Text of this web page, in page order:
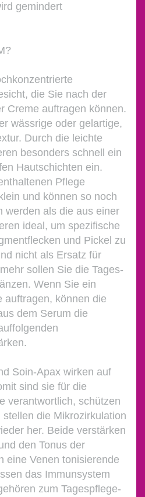
gemindert
die Sie nach der
Creme auftragen können.
wässrige oder gelartige,
Durch die leichte
besonders schnell ein
Hautschichten ein.
Pflege
und können so noch
werden als die aus einer
ideal, um spezifische
und Pickel zu
nicht als Ersatz für
sollen Sie die Tages-
Wenn Sie ein
auftragen, können die
dem Serum die
Soin-Apax wirken auf
sind sie für die
verantwortlich, schützen
die Mikrozirkulation
her. Beide verstärken
den Tonus der
eine Venen tonisierende
das Immunsystem
zum Tagespflege-